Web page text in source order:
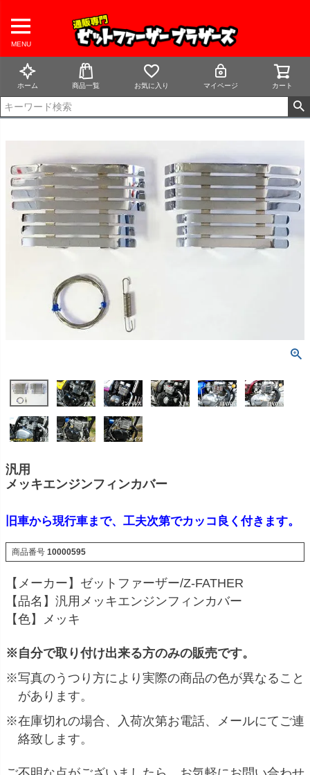
MENU
ホーム 商品一覧 お気に入り マイページ カート
汎用
メッキエンジンフィンカバー
旧車から現行車まで、工夫次第でカッコ良く付きます。
商品番号 10000595
【メーカー】ゼットファーザー/Z-FATHER
【品名】汎用メッキエンジンフィンカバー
【色】メッキ
※自分で取り付け出来る方のみの販売です。
※写真のうつり方により実際の商品の色が異なること
があります。
※在庫切れの場合、入荷次第お電話、メールにてご連
絡致します。